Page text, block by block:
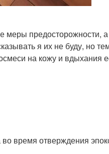
меры предосторожности,
я их не буду, но
на кожу и вдыхания
время отверждения